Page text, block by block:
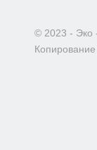
© 2023 - Эко